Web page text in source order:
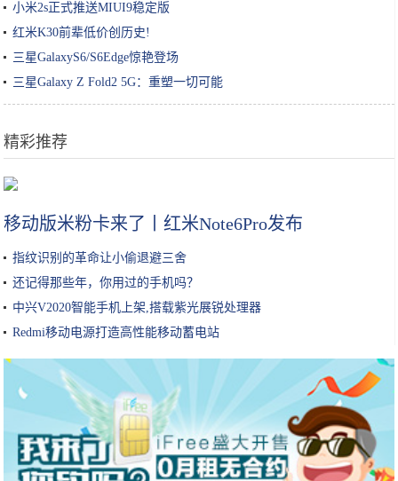
小米2s正式推送MIUI9稳定版
红米K30前辈低价创历史!
三星GalaxyS6/S6Edge惊艳登场
三星Galaxy Z Fold2 5G：重塑一切可能
精彩推荐
移动版米粉卡来了丨红米Note6Pro发布
指纹识别的革命让小偷退避三舍
还记得那些年，你用过的手机吗？
中兴V2020智能手机上架,搭载紫光展锐处理器
Redmi移动电源打造高性能移动蓄电站